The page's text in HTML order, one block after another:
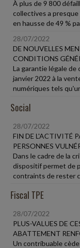
À plus de 9 800
collectives a
en hausse de 49 %
28/07/2022
DE NOUVELLES
CONDITIONS
La garantie légale
janvier 2022 à la
numériques tels
Social
28/07/2022
FIN DE L'ACTIVITÉ
PERSONNES
Dans le cadre de la
dispositif permet de
contraints de rester
Fiscal TPE
28/07/2022
PLUS-VALUES DE
ABATTEMENT
Un contribuable